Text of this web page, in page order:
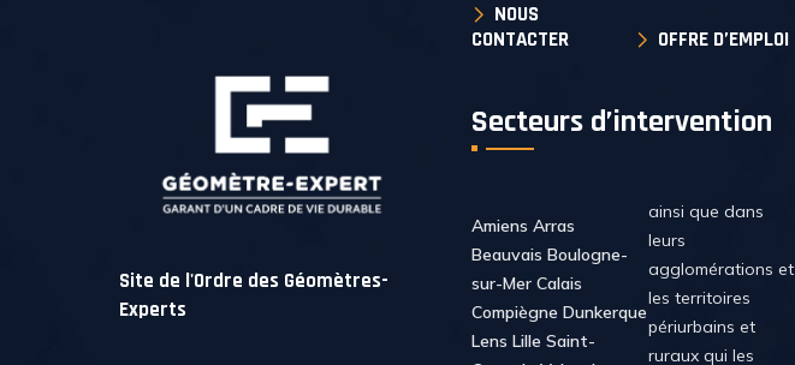
Site de l'Ordre des Géomètres-
Experts
NOUS
CONTACTER
OFFRE D’EMPLOI
Secteurs d’intervention
Amiens Arras
Beauvais Boulogne-
sur-Mer Calais
Compiègne Dunkerque
Lens Lille Saint-
ainsi que dans
leurs
agglomérations et
les territoires
périurbains et
ruraux qui les